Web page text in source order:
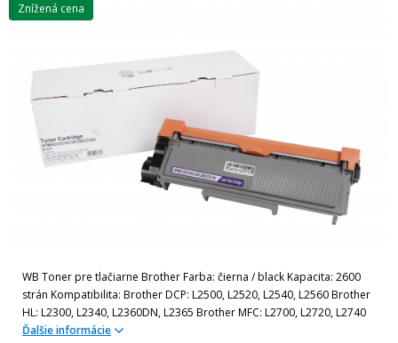
Znížená cena
WB Toner pre tlačiarne Brother Farba: čierna / black Kapacita: 2600
strán Kompatibilita: Brother DCP: L2500, L2520, L2540, L2560 Brother
HL: L2300, L2340, L2360DN, L2365 Brother MFC: L2700, L2720, L2740
Ďalšie informácie